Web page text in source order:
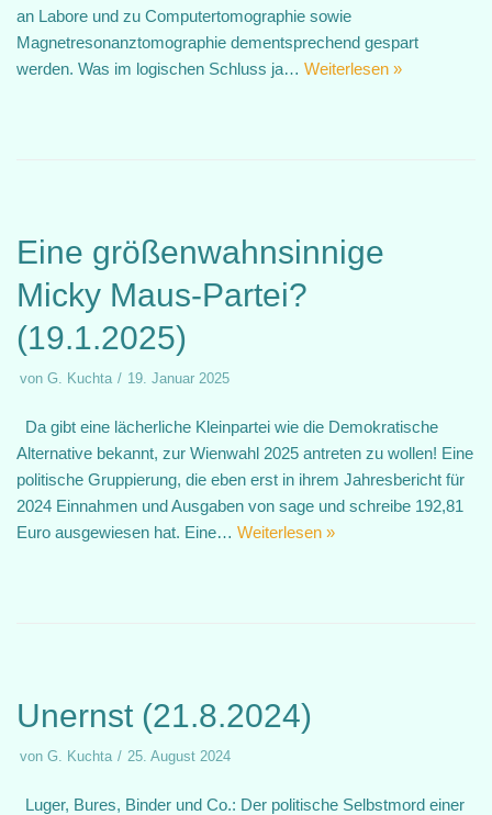
an Labore und zu Computertomographie sowie
Magnetresonanztomographie dementsprechend gespart
werden. Was im logischen Schluss ja… Weiterlesen »
Eine größenwahnsinnige
Micky Maus-Partei?
(19.1.2025)
von G. Kuchta 19. Januar 2025
Da gibt eine lächerliche Kleinpartei wie die Demokratische
Alternative bekannt, zur Wienwahl 2025 antreten zu wollen! Eine
politische Gruppierung, die eben erst in ihrem Jahresbericht für
2024 Einnahmen und Ausgaben von sage und schreibe 192,81
Euro ausgewiesen hat. Eine… Weiterlesen »
Unernst (21.8.2024)
von G. Kuchta 25. August 2024
Luger, Bures, Binder und Co.: Der politische Selbstmord einer